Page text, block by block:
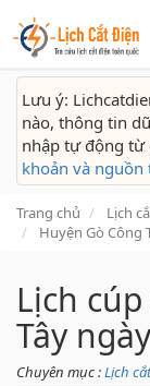
Lưu ý:
nào, thông tin
nhập tự động từ
khoản và nguồn
Trang chủ Lịch
Huyện Gò Công
Lịch
Tây
Chuyên mục :Lịch